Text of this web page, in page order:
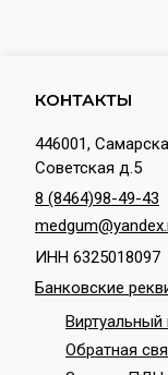
КОНТАКТЫ
446001,
Советская д.5
8 (8464)98-49-43
ИНН 6325018097
Банковские
Виртуальный
Обратная